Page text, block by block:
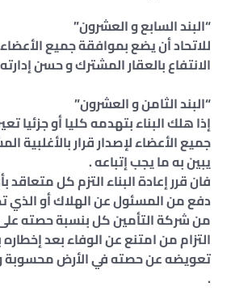
“البند السابع و العشرون”
للاتحاد أن يضع بموافقة جميع
الانتفاع بالعقار المشترك و حسن
“البند الثامن و العشرون”
إذا هلك البناء بتهدمه كليا أو جزئيا
جميع الأعضاء لإصدار قرار بالأغلبية
يبين به ما يجب إتباعه .
فان قرر إعادة البناء التزم كل
دفع من المسئول عن الهلاك أو الذي
من شركة التأمين كل بنسبة حصته
التزام من امتنع عن الوفاء بعد
تعويضه عن حصته في الأرض محسوبة
.